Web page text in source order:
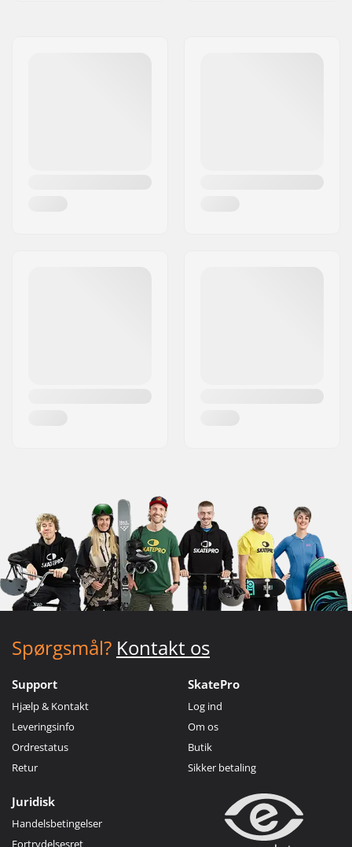
Spørgsmål? Kontakt os
Support
Hjælp & Kontakt
Leveringsinfo
Ordrestatus
Retur
SkatePro
Log ind
Om os
Butik
Sikker betaling
Juridisk
Handelsbetingelser